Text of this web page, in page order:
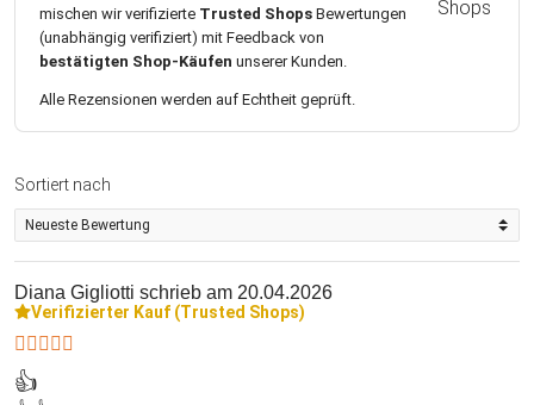
mischen wir verifizierte Trusted Shops Bewertungen
(unabhängig verifiziert) mit Feedback von
bestätigten Shop-Käufen unserer Kunden.
Alle Rezensionen werden auf Echtheit geprüft.
Sortiert nach
Diana Gigliotti schrieb am 20.04.2026
Verifizierter Kauf (Trusted Shops)
👍